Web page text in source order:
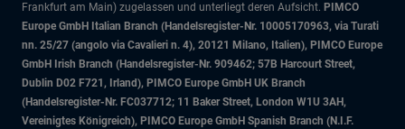
Frankfurt am Main) zugelassen und unterliegt deren Aufsicht. PIMCO
Europe GmbH Italian Branch (Handelsregister-Nr. 10005170963, via Turati
nn. 25/27 (angolo via Cavalieri n. 4), 20121 Milano, Italien), PIMCO Europe
GmbH Irish Branch (Handelsregister-Nr. 909462; 57B Harcourt Street,
Dublin D02 F721, Irland), PIMCO Europe GmbH UK Branch
(Handelsregister-Nr. FC037712; 11 Baker Street, London W1U 3AH,
Vereinigtes Königreich), PIMCO Europe GmbH Spanish Branch (N.I.F.